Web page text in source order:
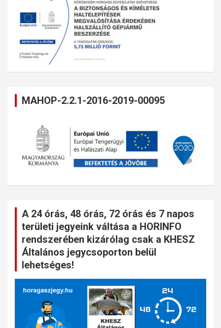
MAHOP-2.2.1-2016-2019-00095
A 24 órás, 48 órás, 72 órás és 7 napos
területi jegyeink váltása a HORINFO
rendszerében kizárólag csak a KHESZ
Általános jegycsoporton belül
lehetséges!